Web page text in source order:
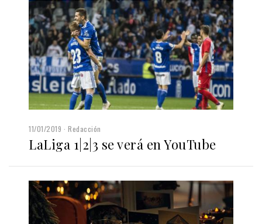
11/01/2019 Redacción
LaLiga 1|2|3 se verá en YouTube